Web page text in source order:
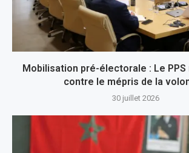
Mobilisation pré-électorale : Le
contre le mépris de la
30 juillet 2026